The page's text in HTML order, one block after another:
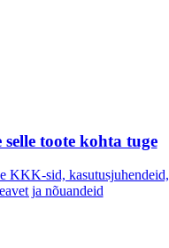
selle toote kohta tuge
KKK-sid, kasutusjuhendeid,
ja nõuandeid